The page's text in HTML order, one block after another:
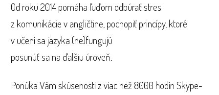
Od roku 2014 pomáha ľuďom odbúrať stres
z komunikácie v angličtine, pochopiť princípy, ktoré
v učení sa jazyka (ne)fungujú
posunúť sa na ďalšiu úroveň.
Ponúka Vám skúsenosti z viac než 8000 hodín Skype-